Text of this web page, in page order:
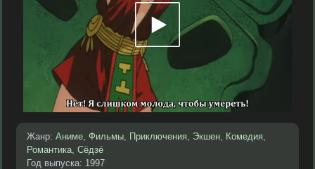
Жанр: Аниме, Фильмы, Приключения, Экшен, Комедия,
Романтика, Сёдзё
Год выпуска: 1997